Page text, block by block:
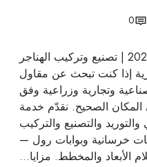
ر
ي
0
مقاولات هناجر بالرياض 2025 | تصنيع وتركيب الهناجر
إذا كنت تبحث عن مقاول
وتجارية وزراعية وفق
المكان الصحيح. نقدّم خدمة
والتصنيع والتركيب
خرسانية وبوابات رول —
الأبعاد والمخطط. مزايا…